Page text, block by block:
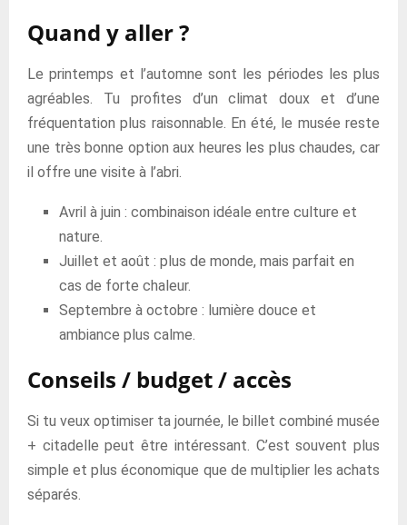
Quand y aller ?
Le printemps et l’automne sont les périodes les plus
agréables. Tu profites d’un climat doux et d’une
fréquentation plus raisonnable. En été, le musée reste
une très bonne option aux heures les plus chaudes, car
il offre une visite à l’abri.
Avril à juin : combinaison idéale entre culture et
nature.
Juillet et août : plus de monde, mais parfait en
cas de forte chaleur.
Septembre à octobre : lumière douce et
ambiance plus calme.
Conseils / budget / accès
Si tu veux optimiser ta journée, le billet combiné musée
+ citadelle peut être intéressant. C’est souvent plus
simple et plus économique que de multiplier les achats
séparés.